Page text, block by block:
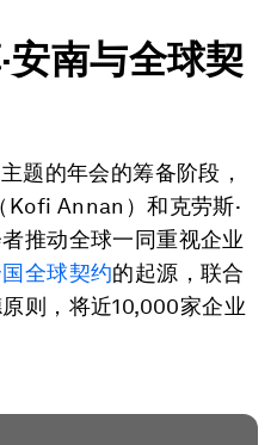
·安南与全球契
题的年会的筹备阶段，
Kofi Annan）和克劳斯·
推动全球一同重视企业
全球契约的起源，联合
则，将近10,000家企业